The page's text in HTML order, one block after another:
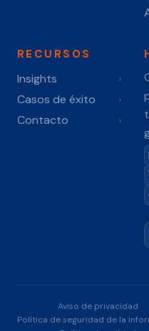
RECURSOS
Insights
›
Casos de éxito
›
Contacto
›
Aviso de privacidad
Política de seguridad de la